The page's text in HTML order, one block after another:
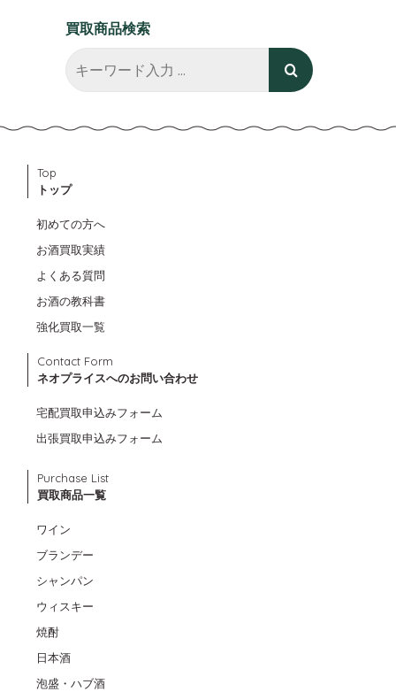
買取商品検索
Top
トップ
初めての方へ
お酒買取実績
よくある質問
お酒の教科書
強化買取一覧
Contact Form
ネオプライスへのお問い合わせ
宅配買取申込みフォーム
出張買取申込みフォーム
Purchase List
買取商品一覧
ワイン
ブランデー
シャンパン
ウィスキー
焼酎
日本酒
泡盛・ハブ酒